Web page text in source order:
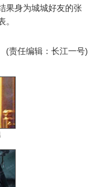
果身为城城好友的张
。
(责任编辑：长江一号)